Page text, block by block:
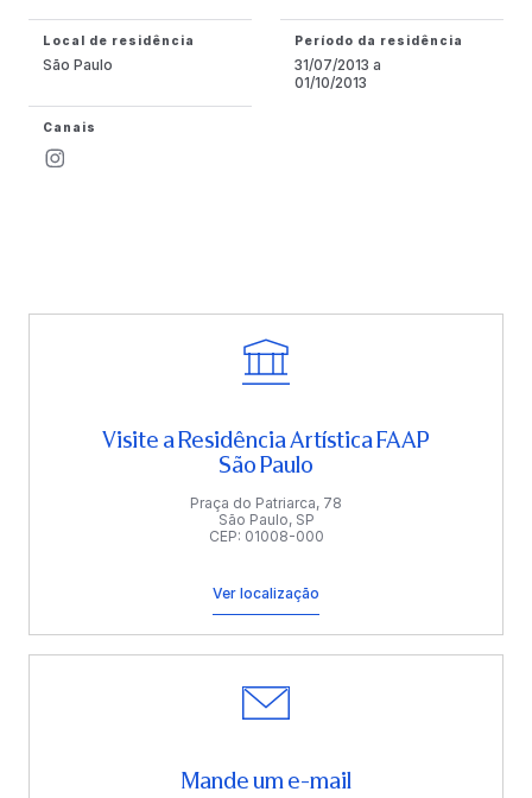
Local de residência
São Paulo
Período da residência
31/07/2013 a
01/10/2013
Canais
Visite a Residência Artística FAAP
São Paulo
Praça do Patriarca, 78
São Paulo, SP
CEP: 01008-000
Ver localização
Mande um e-mail